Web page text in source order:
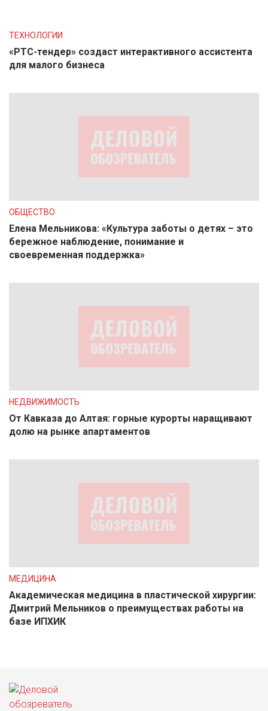
ТЕХНОЛОГИИ
«РТС-тендер» создаст интерактивного ассистента
для малого бизнеса
ОБЩЕСТВО
Елена Мельникова: «Культура заботы о детях – это
бережное наблюдение, понимание и
своевременная поддержка»
НЕДВИЖИМОСТЬ
От Кавказа до Алтая: горные курорты наращивают
долю на рынке апартаментов
МЕДИЦИНА
Академическая медицина в пластической хирургии:
Дмитрий Мельников о преимуществах работы на
базе ИПХИК